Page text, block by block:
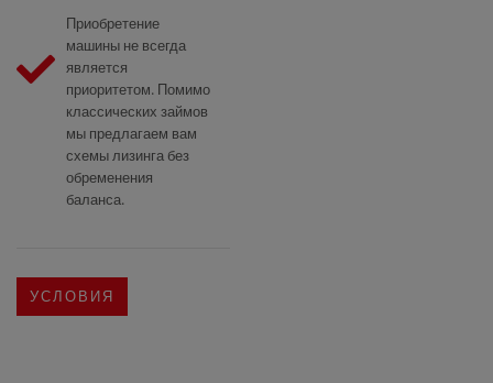
Приобретение
машины не всегда
является
приоритетом. Помимо
классических займов
мы предлагаем вам
схемы лизинга без
обременения
баланса.
УСЛОВИЯ